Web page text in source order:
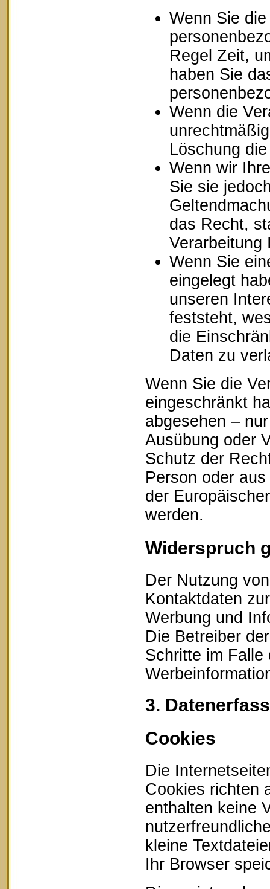
Wenn Sie
Regel Zeit,
haben Sie
Wenn die
Löschung
Wenn wir
Sie sie
das Recht,
Verarbeitung
Wenn Sie
eingelegt
unseren
feststeht,
die
Daten zu
Wenn Sie die
eingeschränkt
abgesehen –
Ausübung oder
Schutz der
Person oder
der
werden.
Widerspruch
Der Nutzung
Kontaktdaten
Werbung und
Die Betreiber
Schritte im Falle
3.
Cookies
Die
Cookies richten
enthalten keine
kleine
Ihr Browser